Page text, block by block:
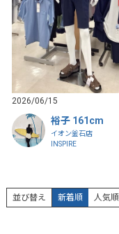
2026/06/15
裕子 161cm
イオン釜石店
INSPIRE
並び替え 新着順 人気順